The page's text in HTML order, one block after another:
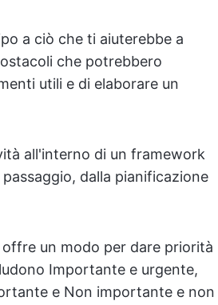
a ciò che ti aiuterebbe a
che potrebbero
utili e di elaborare un
all'interno di un framework
dalla pianificazione
un modo per dare priorità
Importante e urgente,
e Non importante e non